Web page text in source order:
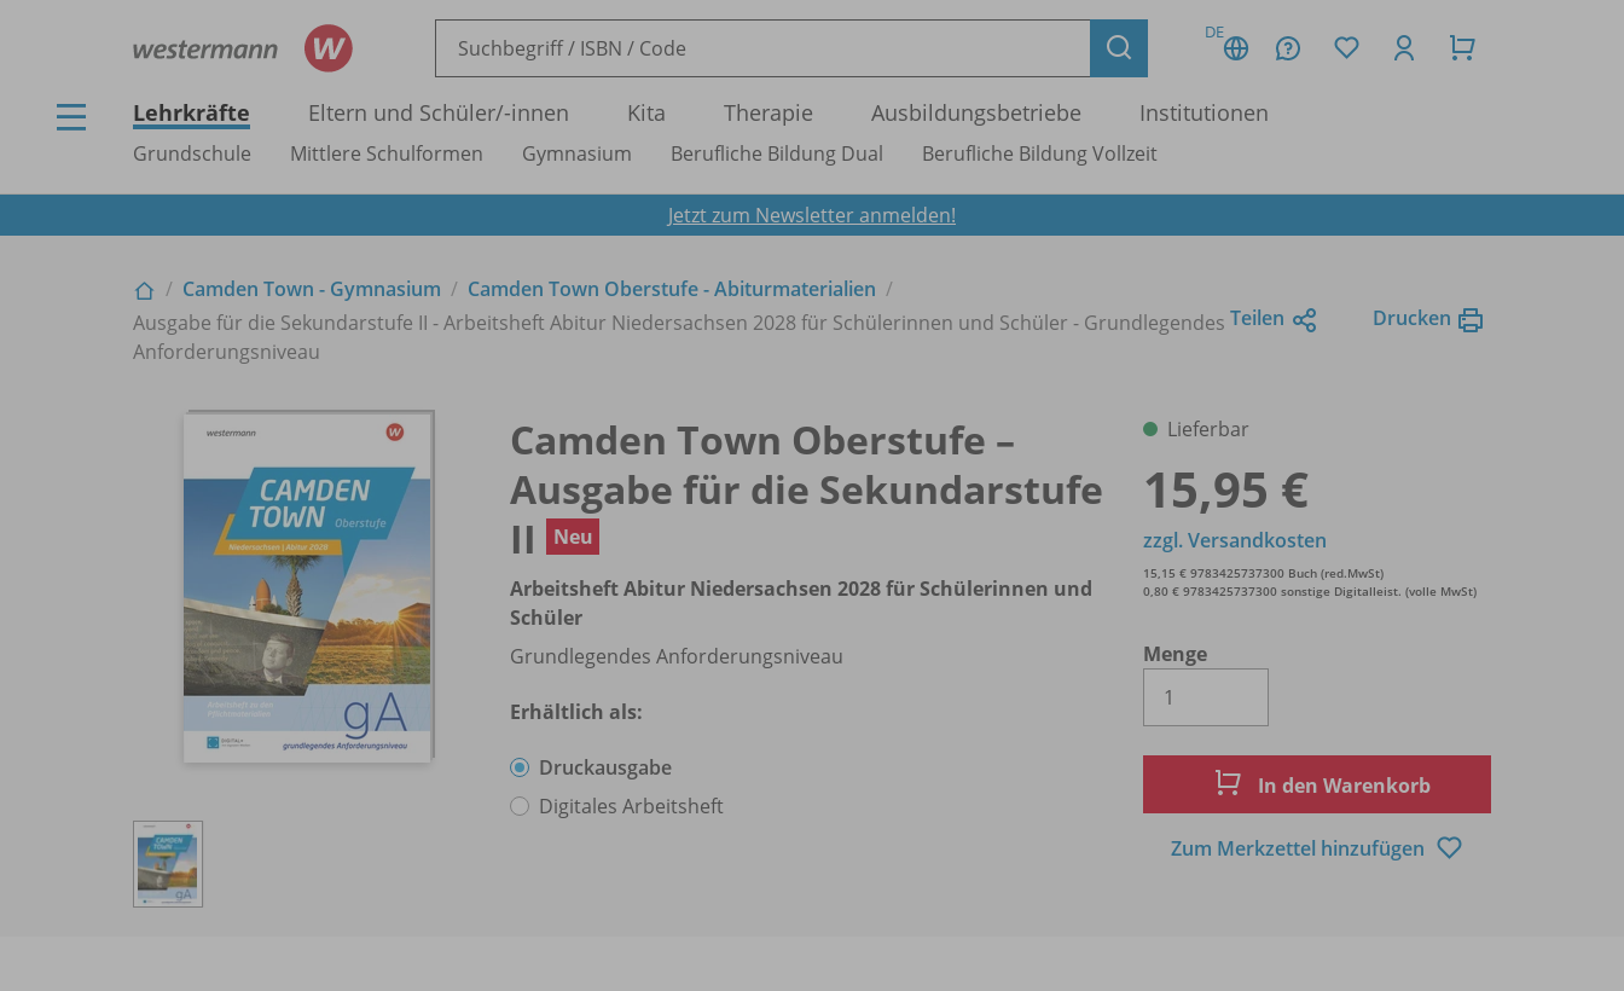
DE
Lehrkräfte Eltern und Schüler/-innen Kita Therapie Ausbildungsbetriebe Institutionen
Grundschule Mittlere Schulformen Gymnasium Berufliche Bildung Dual Berufliche Bildung Vollzeit
Jetzt zum Newsletter anmelden!
Camden Town - Gymnasium
Camden Town Oberstufe - Abiturmaterialien
Ausgabe für die Sekundarstufe II - Arbeitsheft Abitur Niedersachsen 2028 für Schülerinnen und Schüler - Grundlegendes
Anforderungsniveau
Teilen Drucken
Camden Town Oberstufe –
Ausgabe für die Sekundarstufe
II
Neu
Arbeitsheft Abitur Niedersachsen 2028 für Schülerinnen und
Schüler
Grundlegendes Anforderungsniveau
Erhältlich als:
Druckausgabe
Digitales Arbeitsheft
Lieferbar
15,95 €
Menge
zzgl. Versandkosten
15,15 € 9783425737300 Buch (red.MwSt)
0,80 € 9783425737300 sonstige Digitalleist. (volle MwSt)
In den Warenkorb
Zum Merkzettel hinzufügen